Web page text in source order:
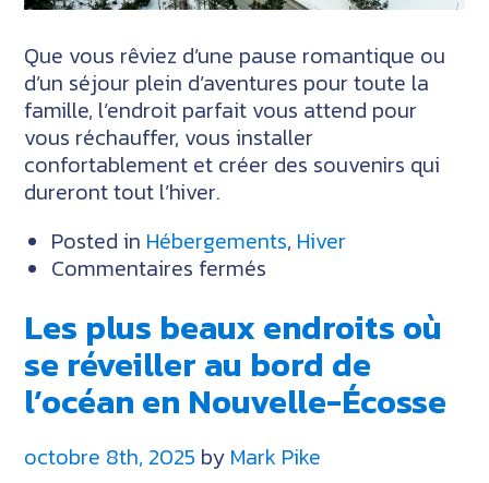
Que vous rêviez d’une pause romantique ou
d’un séjour plein d’aventures pour toute la
famille, l’endroit parfait vous attend pour
vous réchauffer, vous installer
confortablement et créer des souvenirs qui
dureront tout l’hiver.
Posted in Hébergements, Hiver
Commentaires fermés
escapades
hivernales
uniques
en
Écosse
Les plus beaux endroits où
se réveiller au bord de
l’océan en Nouvelle-Écosse
octobre 8th, 2025 by Mark Pike